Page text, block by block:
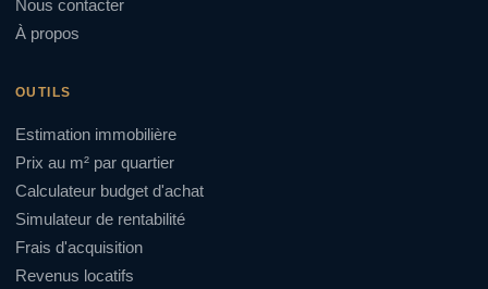
Nous contacter
À propos
OUTILS
Estimation immobilière
Prix au m² par quartier
Calculateur budget d'achat
Simulateur de rentabilité
Frais d'acquisition
Revenus locatifs